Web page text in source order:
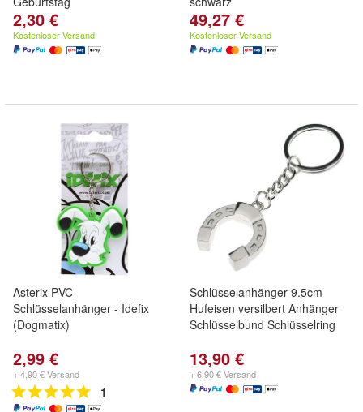
2,30 €
Kostenloser Versand
49,27 €
Kostenloser Versand
Asterix PVC
Schlüsselanhänger - Idefix
(Dogmatix)
2,99 €
+ 4,90 € Versand
1
Schlüsselanhänger 9.5cm
Hufeisen versilbert Anhänger
Schlüsselbund Schlüsselring
13,90 €
+ 6,90 € Versand